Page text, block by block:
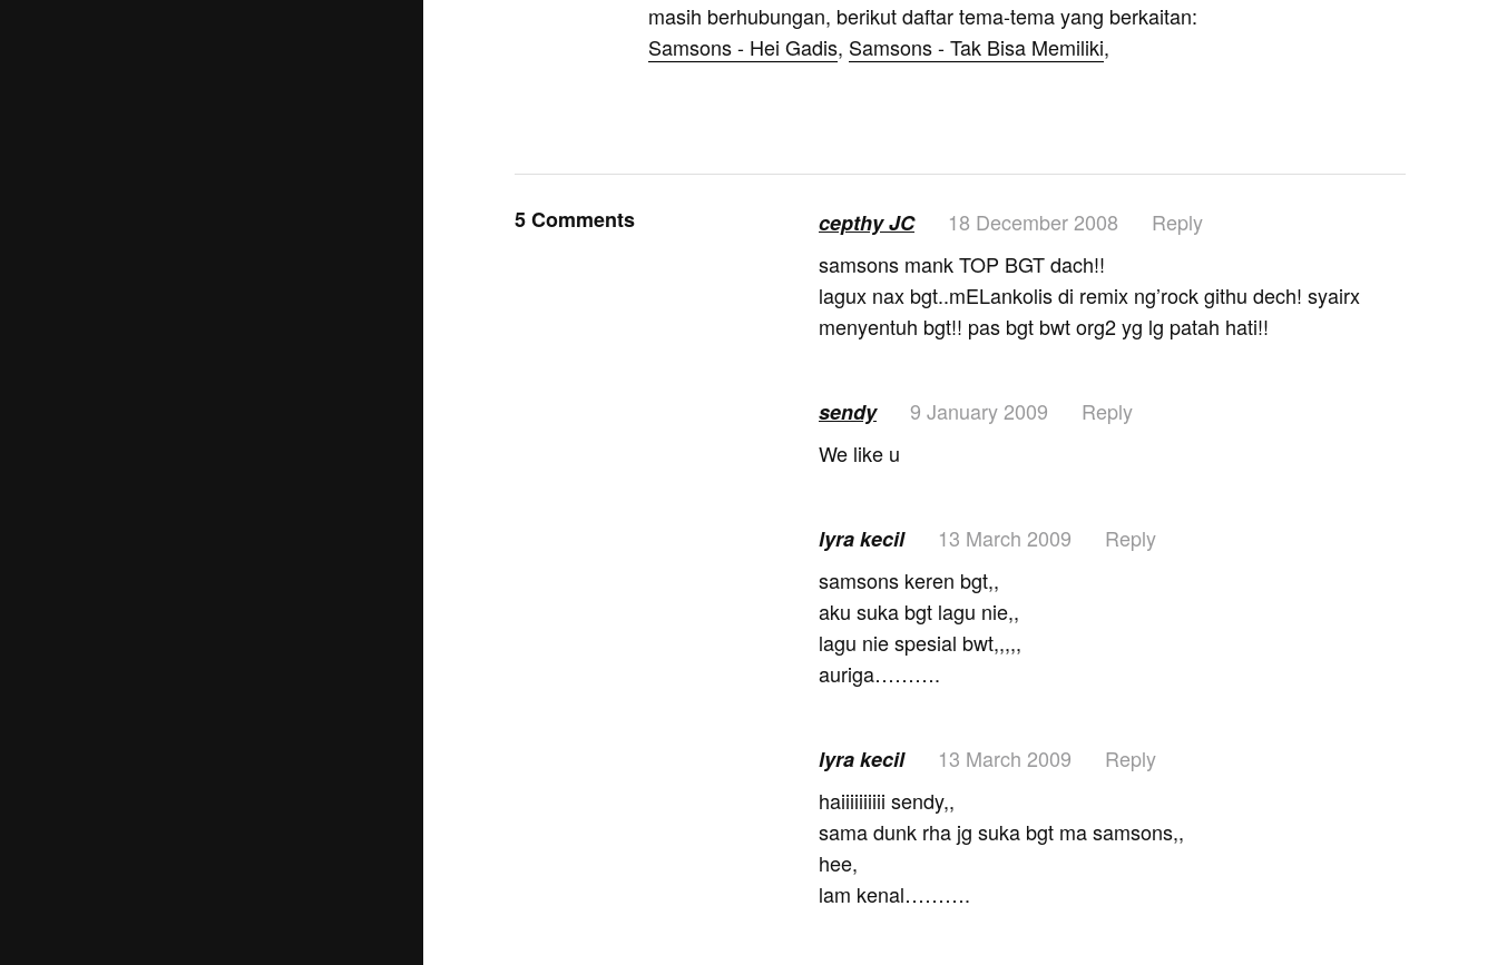
masih berhubungan, berikut daftar tema-tema yang berkaitan:
Samsons - Hei Gadis, Samsons - Tak Bisa Memiliki,
5 Comments cepthy JC 18 December 2008
Reply
samsons mank TOP BGT dach!!
lagux nax bgt..mELankolis di remix ng’rock githu dech! syairx
menyentuh bgt!! pas bgt bwt org2 yg lg patah hati!!
sendy 9 January 2009
Reply
We like u
lyra kecil 13 March 2009
Reply
samsons keren bgt,,
aku suka bgt lagu nie,,
lagu nie spesial bwt,,,,,
auriga……….
lyra kecil 13 March 2009
Reply
haiiiiiiiiii sendy,,
sama dunk rha jg suka bgt ma samsons,,
hee,
lam kenal……….